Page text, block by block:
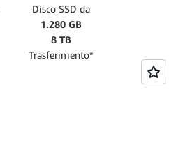
Disco SSD da
1.280 GB
8 TB
Trasferimento*